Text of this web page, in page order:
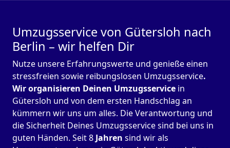
Umzugsservice von Gütersloh nach
Berlin – wir helfen Dir
Nutze unsere Erfahrungswerte und genieße einen
stressfreien sowie reibungslosen Umzugsservice.
Wir organisieren Deinen Umzugsservice in
Gütersloh und von dem ersten Handschlag an
kümmern wir uns um alles. Die Verantwortung und
die Sicherheit Deines Umzugsservice sind bei uns in
guten Händen. Seit 8 Jahren sind wir als